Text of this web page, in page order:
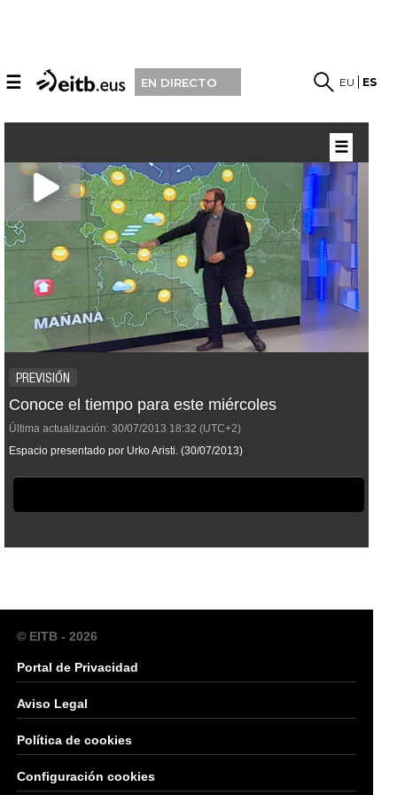
☰ EN DIRECTO EU ES
PREVISIÓN
Conoce el tiempo para este miércoles
Última actualización: 30/07/2013 18:32 (UTC+2)
Espacio presentado por Urko Aristi. (30/07/2013)
☰
© EITB - 2026
Portal de Privacidad
Aviso Legal
Política de cookies
Configuración cookies